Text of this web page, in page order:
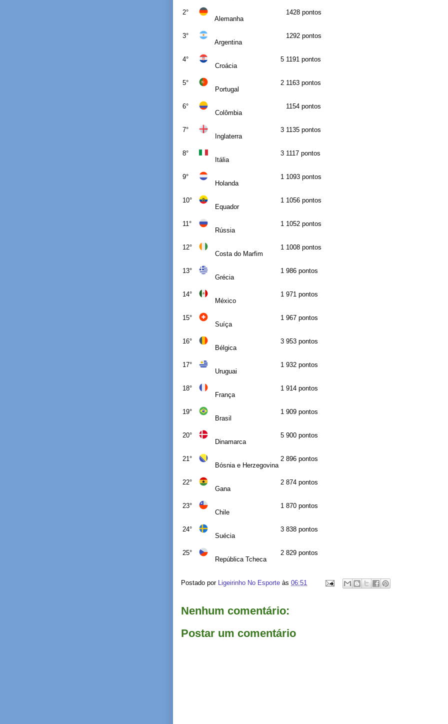
2°
Alemanha
1428 pontos
3°
Argentina
1292 pontos
4°
Croácia
5 1191 pontos
5°
Portugal
2 1163 pontos
6°
Colômbia
1154 pontos
7°
Inglaterra
3 1135 pontos
8°
Itália
3 1117 pontos
9°
Holanda
1 1093 pontos
10°
Equador
1 1056 pontos
11°
Rússia
1 1052 pontos
12°
Costa do Marfim
1 1008 pontos
13°
Grécia
1 986 pontos
14°
México
1 971 pontos
15°
Suíça
1 967 pontos
16°
Bélgica
3 953 pontos
17°
Uruguai
1 932 pontos
18°
França
1 914 pontos
19°
Brasil
1 909 pontos
20°
Dinamarca
5 900 pontos
21°
Bósnia e Herzegovina
2 896 pontos
22°
Gana
2 874 pontos
23°
Chile
1 870 pontos
24°
Suécia
3 838 pontos
25°
República Tcheca
2 829 pontos
Postado por Ligeirinho No Esporte às 06:51
Nenhum comentário:
Postar um comentário